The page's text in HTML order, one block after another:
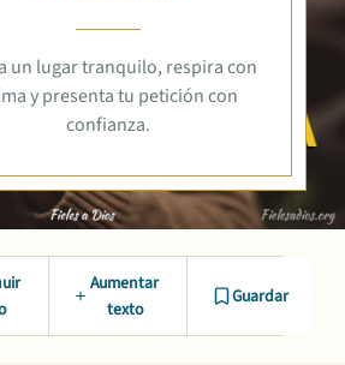
un lugar tranquilo, respira con
y presenta tu petición con
confianza.
Aumentar
texto
Guardar